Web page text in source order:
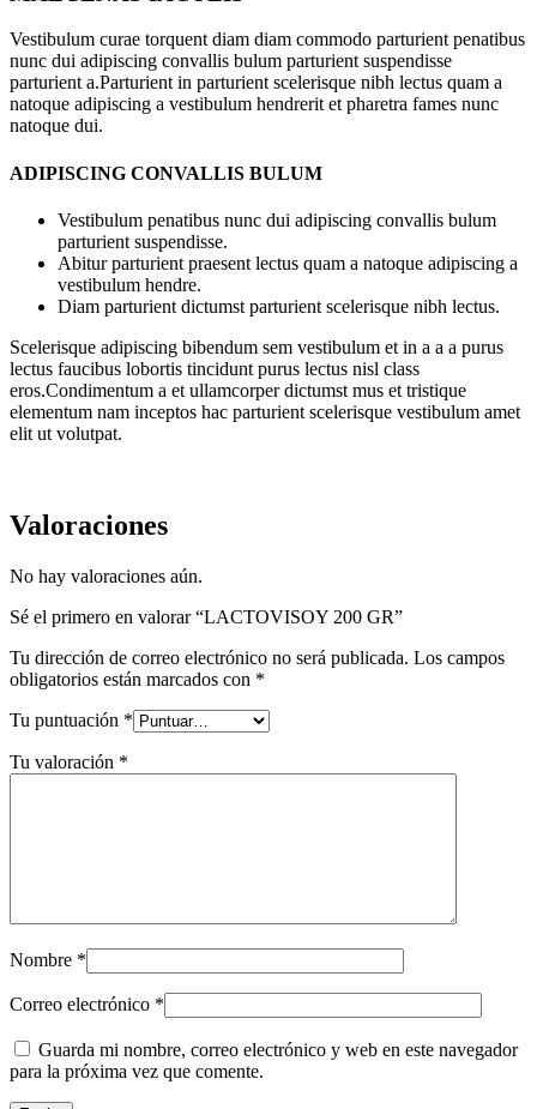
Vestibulum curae torquent diam diam commodo parturient penatibus
nunc dui adipiscing convallis bulum parturient suspendisse
parturient a.Parturient in parturient scelerisque nibh lectus quam a
natoque adipiscing a vestibulum hendrerit et pharetra fames nunc
natoque dui.
ADIPISCING CONVALLIS BULUM
Vestibulum penatibus nunc dui adipiscing convallis bulum
parturient suspendisse.
Abitur parturient praesent lectus quam a natoque adipiscing a
vestibulum hendre.
Diam parturient dictumst parturient scelerisque nibh lectus.
Scelerisque adipiscing bibendum sem vestibulum et in a a a purus
lectus faucibus lobortis tincidunt purus lectus nisl class
eros.Condimentum a et ullamcorper dictumst mus et tristique
elementum nam inceptos hac parturient scelerisque vestibulum amet
elit ut volutpat.
Valoraciones
No hay valoraciones aún.
Sé el primero en valorar “LACTOVISOY 200 GR”
Tu dirección de correo electrónico no será publicada. Los campos
obligatorios están marcados con *
Tu puntuación *
Tu valoración *
Nombre *
Correo electrónico *
Guarda mi nombre, correo electrónico y web en este navegador
para la próxima vez que comente.